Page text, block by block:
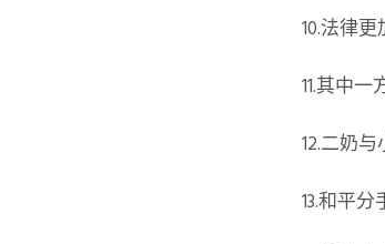
10.法律
11.其中
12.二奶
13.和平